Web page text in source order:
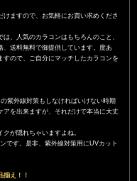
ますので、お気軽にお買い求めくださ
、人気のカラコンはもちろんのこと、
、送料無料で御提供しています。度あ
すので、ご自分にマッチしたカラコンを
紫外線対策もしなければいけない時期
を出来ますが、それだけで本当に大丈
が隠れちゃいますよね。
です。是非、紫外線対策用にUVカット
え！！